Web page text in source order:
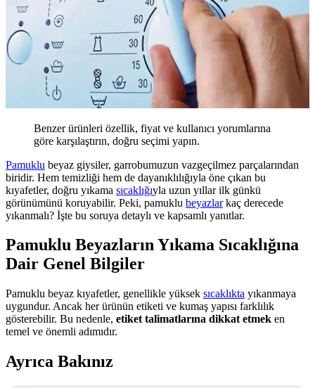
Benzer ürünleri özellik, fiyat ve kullanıcı yorumlarına
göre karşılaştırın, doğru seçimi yapın.
Pamuklu beyaz giysiler, garrobumuzun vazgeçilmez parçalarından
biridir. Hem temizliği hem de dayanıklılığıyla öne çıkan bu
kıyafetler, doğru yıkama sıcaklığıyla uzun yıllar ilk günkü
görünümünü koruyabilir. Peki, pamuklu beyazlarkaç derecede
yıkanmalı? İşte bu soruya detaylı ve kapsamlı yanıtlar.
Pamuklu Beyazların Yıkama Sıcaklığına
Dair Genel Bilgiler
Pamuklu beyaz kıyafetler, genellikle yüksek sıcaklıkta yıkanmaya
uygundur. Ancak her ürünün etiketi ve kumaş yapısı farklılık
gösterebilir. Bu nedenle, etiket talimatlarına dikkat etmek en
temel ve önemli adımıdır.
Ayrıca Bakınız